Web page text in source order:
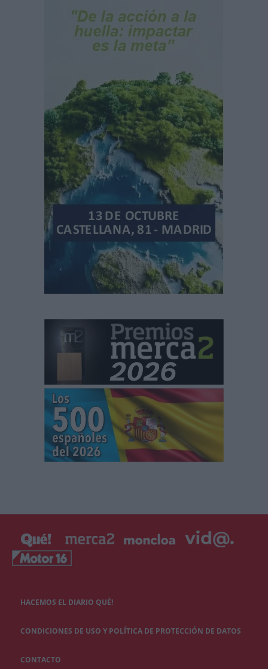
HACEMOS EL DIARIO QUÉ!
CONDICIONES DE USO Y POLÍTICA DE PROTECCIÓN DE DATOS
CONTACTO